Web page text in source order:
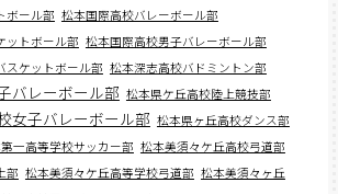
ボール部 松本国際高校バレーボール部
ットボール部 松本国際高校男子バレーボール部
スケットボール部 松本深志高校バドミントン部
バレーボール部 松本県ケ丘高校陸上競技部
女子バレーボール部 松本県ヶ丘高校ダンス部
一高等学校サッカー部 松本美須々ケ丘高校弓道部
部 松本美須々ケ丘高等学校弓道部 松本美須々ヶ丘